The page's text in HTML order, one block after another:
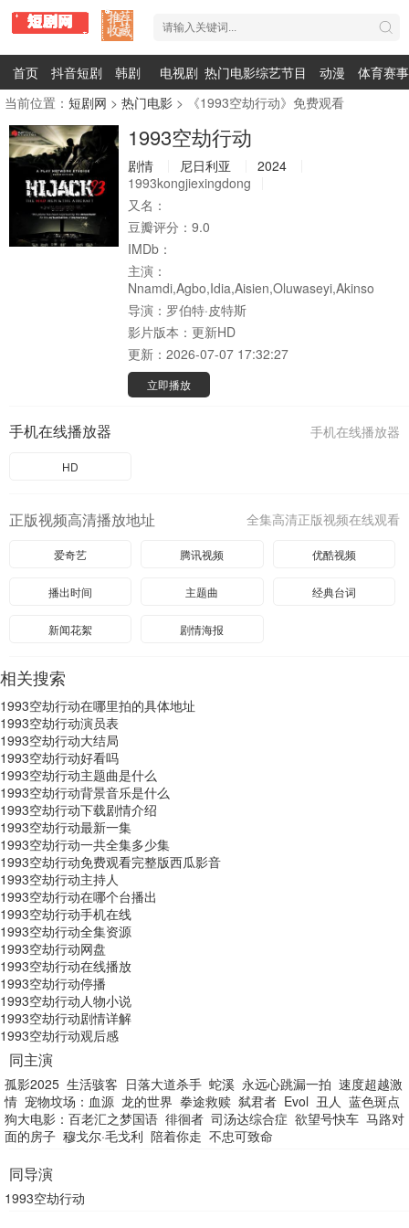
首页 抖音短剧 韩剧 电视剧 热门电影综艺节目 动漫
体育赛事
当前位置： 短剧网 > 热门电影 > 《1993空劫行动》免费观看
1993空劫行动
剧情 尼日利亚
2024
1993kongjiexingdong
又名：
豆瓣评分： 9.0
IMDb：
主演：
Nnamdi,Agbo,Idia,Aisien,Oluwaseyi,Akinso
导演： 罗伯特·皮特斯
影片版本： 更新HD
更新： 2026-07-07 17:32:27
立即播放
手机在线播放器
手机在线播放器
HD
全集高清正版视频在线观看
正版视频高清播放地址
爱奇艺 腾讯视频 优酷视频
播出时间 主题曲 经典台词
新闻花絮 剧情海报
相关搜索
1993空劫行动在哪里拍的具体地址
1993空劫行动演员表
1993空劫行动大结局
1993空劫行动好看吗
1993空劫行动主题曲是什么
1993空劫行动背景音乐是什么
1993空劫行动下载剧情介绍
1993空劫行动最新一集
1993空劫行动一共全集多少集
1993空劫行动免费观看完整版西瓜影音
1993空劫行动主持人
1993空劫行动在哪个台播出
1993空劫行动手机在线
1993空劫行动全集资源
1993空劫行动网盘
1993空劫行动在线播放
1993空劫行动停播
1993空劫行动人物小说
1993空劫行动剧情详解
1993空劫行动观后感
同主演
孤影2025 生活骇客 日落大道杀手 蛇溪 永远心跳漏一拍 速度超越激
情 宠物坟场：血源 龙的世界 拳途救赎 弑君者 Evol 丑人 蓝色斑点
狗大电影：百老汇之梦国语 徘徊者 司汤达综合症 欲望号快车 马路对
面的房子 穆戈尔·毛戈利 陪着你走 不忠可致命
同导演
1993空劫行动